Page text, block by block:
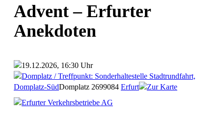
Advent – Erfurter
Anekdoten
19.12.2026, 16:30 Uhr
Domplatz / Treffpunkt: Sonderhaltestelle Stadtrundfahrt,
Domplatz-SüdDomplatz 2699084 Erfurt
Zur Karte
Erfurter Verkehrsbetriebe AG